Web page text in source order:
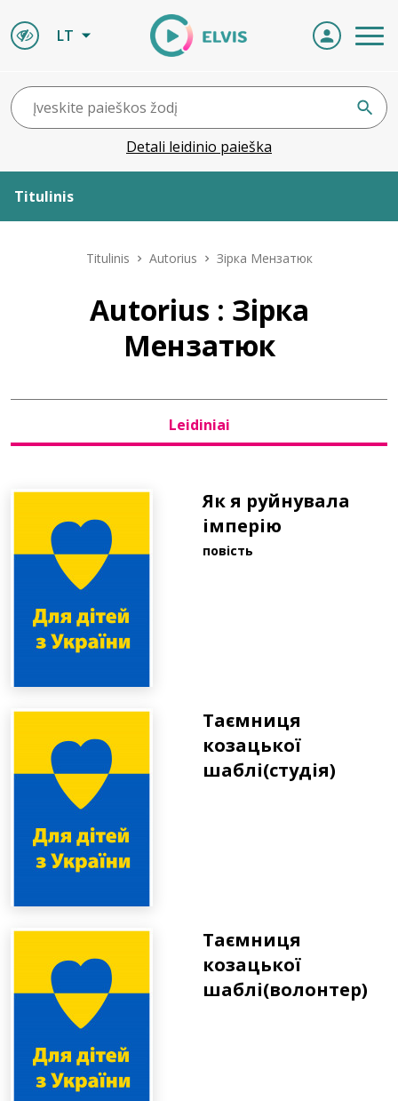
LT
Detali leidinio paieška
Titulinis
Naujienos
Bibliotekoms
D.U.K.
Titulinis Autorius Зірка Мензатюк
Autorius : Зірка
Мензатюк
Leidiniai
Як я руйнувала
імперію
повість
Таємниця
козацької
шаблі(студія)
Таємниця
козацької
шаблі(волонтер)